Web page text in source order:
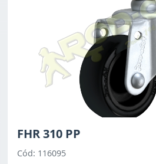
FHR 310 PP
Cód: 116095